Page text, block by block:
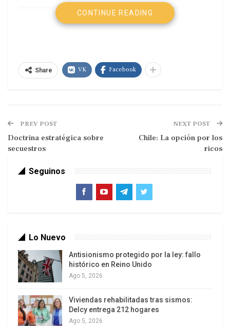
uruguayo Sebastián Marset que aún sigue
operativa. Ocho detenidos, una avioneta
Federal Argentina (PFA) y el cuerpo de
Gendarmería.
Dos camionetas esperaban con los motores
aterrizara para llevarse cada una, unos 350
ladrillos de cocaína. Información privilegiada de la
interceptara la carga.
CONTINUE READING
Share VK Facebook
PREV POST
Doctrina estratégica sobre
secuestros
NEXT POST
Chile: La opción por los
ricos
Seguinos
Lo Nuevo
Antisionismo protegido por la ley: fallo
histórico en Reino Unido
Ago 5, 2026
Viviendas rehabilitadas tras sismos:
Delcy entrega 212 hogares
Ago 5, 2026